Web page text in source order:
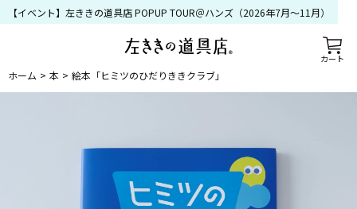
カート
【イベント】左ききの道具店 POPUP TOUR＠ハンズ（2026年7月〜11月）
ホーム 本 絵本「ヒミツのひだりききクラブ」